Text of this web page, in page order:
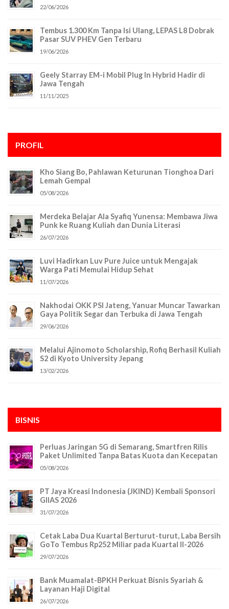
22/06/2026
Tembus 1.300 Km Tanpa Isi Ulang, LEPAS L8 Dobrak
Pasar SUV PHEV Gen Terbaru
19/06/2026
Geely Starray EM-i Mobil Plug In Hybrid Hadir di
Jawa Tengah
11/11/2025
PROFIL
Kho Siang Bo, Pahlawan Keturunan Tionghoa Dari
Lemah Gempal
05/08/2026
Merdeka Belajar Ala Syafiq Yunensa: Membawa Jiwa
Punk ke Ruang Kuliah dan Dunia Literasi
26/07/2026
Luvi Hadirkan Luv Pure Juice untuk Mengajak
Warga Pati Memulai Hidup Sehat
11/07/2026
Nakhodai OKK PSI Jateng, Yanuar Muncar Tawarkan
Gaya Politik Segar dan Terbuka di Jawa Tengah
29/06/2026
Melalui Ajinomoto Scholarship, Rofiq Berhasil Kuliah
S2 di Kyoto University Jepang
13/02/2026
BISNIS
Perluas Jaringan 5G di Semarang, Smartfren Rilis
Paket Unlimited Tanpa Batas Kuota dan Kecepatan
05/08/2026
PT Jaya Kreasi Indonesia (JKIND) Kembali Sponsori
GIIAS 2026
31/07/2026
Cetak Laba Dua Kuartal Berturut-turut, Laba Bersih
GoTo Tembus Rp252 Miliar pada Kuartal II-2026
29/07/2026
Bank Muamalat-BPKH Perkuat Bisnis Syariah &
Layanan Haji Digital
26/07/2026